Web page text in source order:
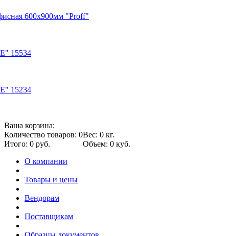
600х900мм "Proff"
15534
15234
Ваша корзина:
Количество товаров: 0Вес: 0 кг.
Итого: 0 руб.
Объем: 0 куб.
О компании
Товары и цены
Вендорам
Поставщикам